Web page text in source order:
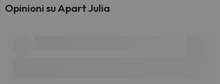
Opinioni su Apart Julia